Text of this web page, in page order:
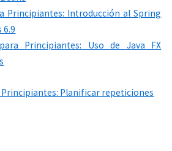
Principiantes: Introducción al Spring
6.9
Principiantes: Uso de Java FX
Principiantes: Planificar repeticiones